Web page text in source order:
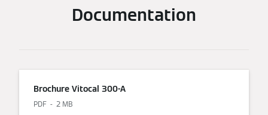
Documentation
Brochure Vitocal 300-A
PDF 2 MB